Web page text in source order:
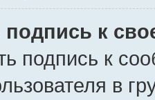
подпись к
подпись к
в